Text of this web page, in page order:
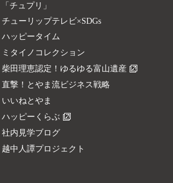
「チュプリ」
チューリップテレビ×SDGs
ハッピータイム
ミタイノコレクション
柴田理恵認定！ゆるゆる富山遺産
直撃！とやま流ビジネス戦略
いいねとやま
ハッピーくらぶ
社内見学ブログ
越中人譚プロジェクト